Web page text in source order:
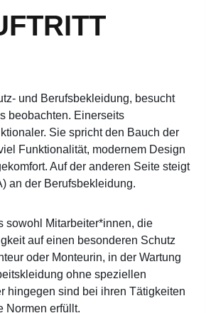
und Berufsbekleidung, besucht
beobachten. Einerseits
Sie spricht den Bauch der
Funktionalität, modernem Design
Auf der anderen Seite steigt
an der Berufsbekleidung.
sowohl Mitarbeiter*innen, die
auf einen besonderen Schutz
oder Monteurin, in der Wartung
ohne speziellen
hingegen sind bei ihren Tätigkeiten
Normen erfüllt.